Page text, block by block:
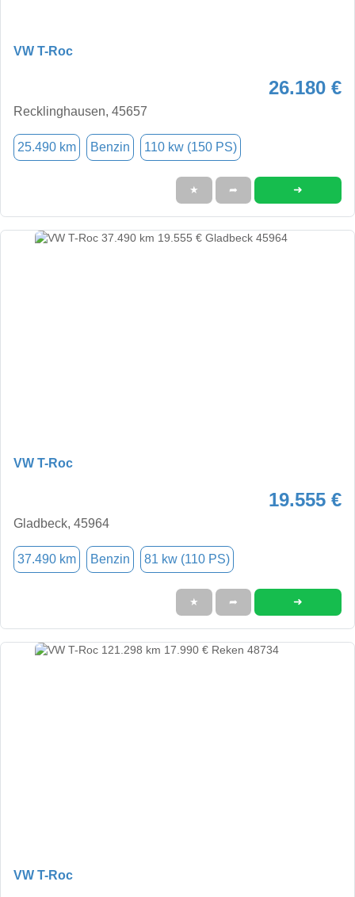
VW T-Roc
26.180 €
Recklinghausen, 45657
25.490 km Benzin 110 kw (150 PS)
★ ➦ ➜
VW T-Roc
19.555 €
Gladbeck, 45964
37.490 km Benzin 81 kw (110 PS)
★ ➦ ➜
VW T-Roc